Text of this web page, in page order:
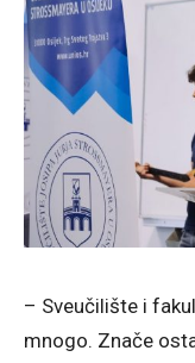
– Sveučilište i
mnogo. Znače